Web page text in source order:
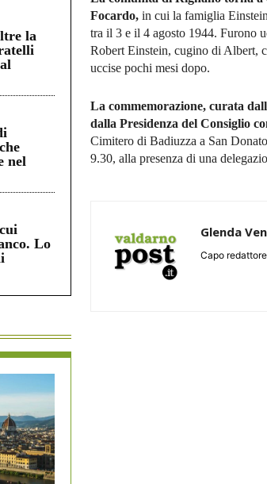
la
nel
Lo
Focardo, in cui la famiglia
tra il 3 e il 4 agosto 1944. Furono
Robert Einstein, cugino di Albert,
uccise pochi mesi dopo.
La commemorazione, curata
dalla Presidenza del Consiglio
Cimitero di Badiuzza a San
9.30, alla presenza di una
Glenda
Capo redattore